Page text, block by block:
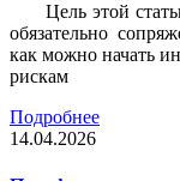
Цель этой
обязательно
как можно начать
рискам
Подробнее
14.04.2026